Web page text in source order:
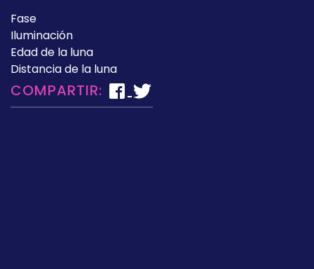
Fase
Iluminación
Edad de la luna
Distancia de la luna
COMPARTIR: